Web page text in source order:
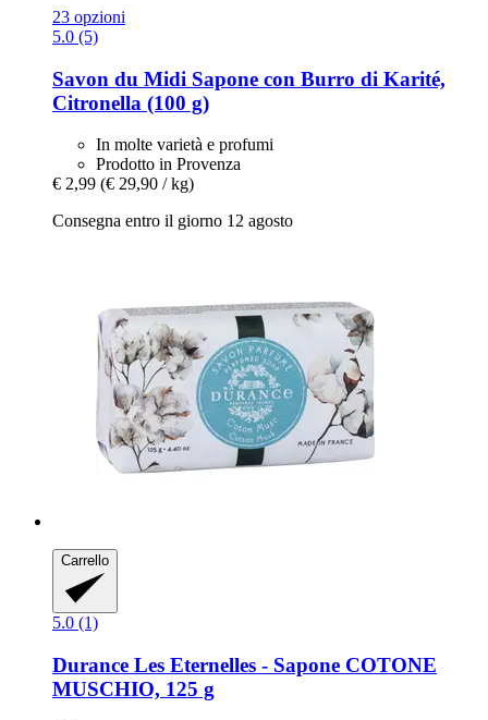
23 opzioni
5.0 (5)
Savon du Midi Sapone con Burro di Karité,
Citronella (100 g)
In molte varietà e profumi
Prodotto in Provenza
€ 2,99 (€ 29,90 / kg)
Consegna entro il giorno 12 agosto
Carrello
5.0 (1)
Durance Les Eternelles -​ Sapone COTONE
MUSCHIO, 125 g